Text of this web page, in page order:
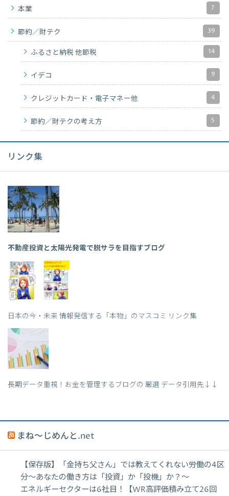
本業 7
節約／財テク 39
ふるさと納税 他節税 14
イデコ 9
クレジットカード・電子マネー他 4
節約／財テクの考え方 5
リンク集
不動産投資と太陽光発電で脱サラを目指すブログ
日本の今・未来 情報発信する「本物」のマスコミ リンク集
長期データ重視！お金を管理するブログの 厳選 データ引用先↓↓
まね～じめんと.net
【保存版】「金持ち父さん」では教えてくれない労働の4区
分〜あなたの働き方は「投資」か「投機」か？〜
エネルギーセクターは6社目！【WR高評価積み立て26回